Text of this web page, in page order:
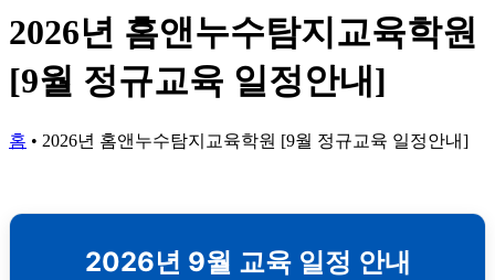
2026년 홈앤누수탐지교육학원
[9월 정규교육 일정안내]
홈 • 2026년 홈앤누수탐지교육학원 [9월 정규교육 일정안내]
2026년 9월 교육 일정 안내